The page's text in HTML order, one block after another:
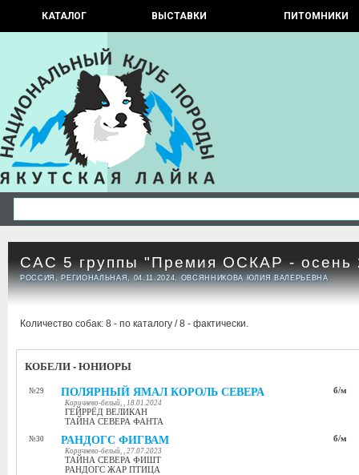
КАТАЛОГ ВЫСТАВКИ ПИТОМНИКИ
САС 5 группы "Премия ОСКАР - осень
РОССИЯ, РЕГИОНАЛЬНАЯ, 04.11.2024, ОВСЯННИКОВА ЮЛИЯ ВАЛЕРЬЕВНА
Количество собак: 8 - по каталогу / 8 - фактически.
КОБЕЛИ - ЮНИОРЫ
№29 ПОЛЯРНЫЙ ЯМАЛ КОРОЛЬ СЕВЕРА
Коричнево-белый, , 18.01.2024
ГЕЙРРЁД ВЕЛИКАН
ТАЙНА СЕВЕРА ФАНТА
б/м
№30 РАНДОГС ФИГВАМ
Коричнево-белый, , 27.07.2023
ТАЙНА СЕВЕРА ФИШТ
РАНДОГС ЖАР ПТИЦА
б/м